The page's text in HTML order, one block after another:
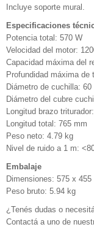
Incluye soporte mural.
Especificaciones
Potencia total: 570 W
Velocidad del motor:
Capacidad máxima del
Profundidad máxima de
Diámetro de cuchilla: 60
Diámetro del cubre
Longitud brazo
Longitud total: 765 mm
Peso neto: 4.79 kg
Nivel de ruido a 1 m:
Embalaje
Dimensiones: 575 x
Peso bruto: 5.94 kg
¿Tenés dudas o
Contactá a uno de